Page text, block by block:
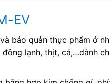
EV
bảo quản thực phẩm ở
lạnh, thịt, cá,…dành